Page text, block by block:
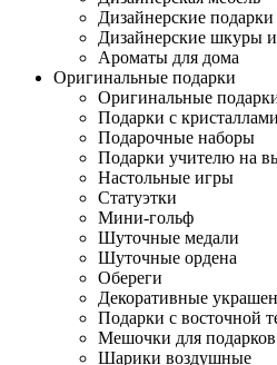
Дизайнерские
Дизайнерские шкуры
Ароматы для дома
Оригинальные подарки
Оригинальные
Подарки с
Подарочные наборы
Подарки учителю на
Настольные игры
Статуэтки
Мини-гольф
Шуточные медали
Шуточные ордена
Обереги
Декоративные
Подарки с восточной
Мешочки для подарков
Шарики воздушные